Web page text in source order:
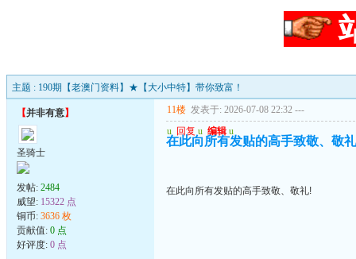
主题 : 190期【老澳门资料】★【大小中特】带你致富！
【并非有意】
圣骑士
发帖: 2484
威望: 15322 点
铜币: 3636 枚
贡献值: 0 点
好评度: 0 点
11楼 发表于: 2026-07-08 22:32 ---
u 回复 u 编辑 u
在此向所有发贴的高手致敬、敬
在此向所有发贴的高手致敬、敬礼!